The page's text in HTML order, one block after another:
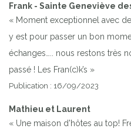
Frank - Sainte Geneviève
« Moment exceptionnel avec
y est pour passer un bon
échanges….. nous restons très
passé ! Les Fran(c)k’s »
Publication : 16/09/2023
Mathieu et Laurent
« Une maison d'hôtes au top!